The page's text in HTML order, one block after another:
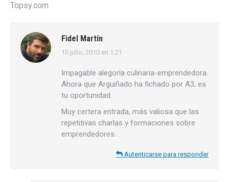
Topsy.com
Fidel Martín
dice:
10 julio, 2010 en 1:21
Impagable alegoría culinaria-emprendedora.
Ahora que Arguiñado ha fichado por A3, es
tu oportunidad.
Muy certera entrada, más valiosa que las
repetitivas charlas y formaciones sobre
emprendedores.
Autenticarse para responder